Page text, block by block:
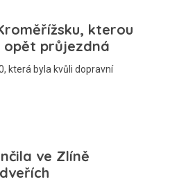
kterou
opět průjezdná
která byla kvůli dopravní
ve Zlíně